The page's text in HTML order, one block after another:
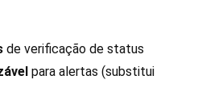
de verificação de status
para alertas (substitui